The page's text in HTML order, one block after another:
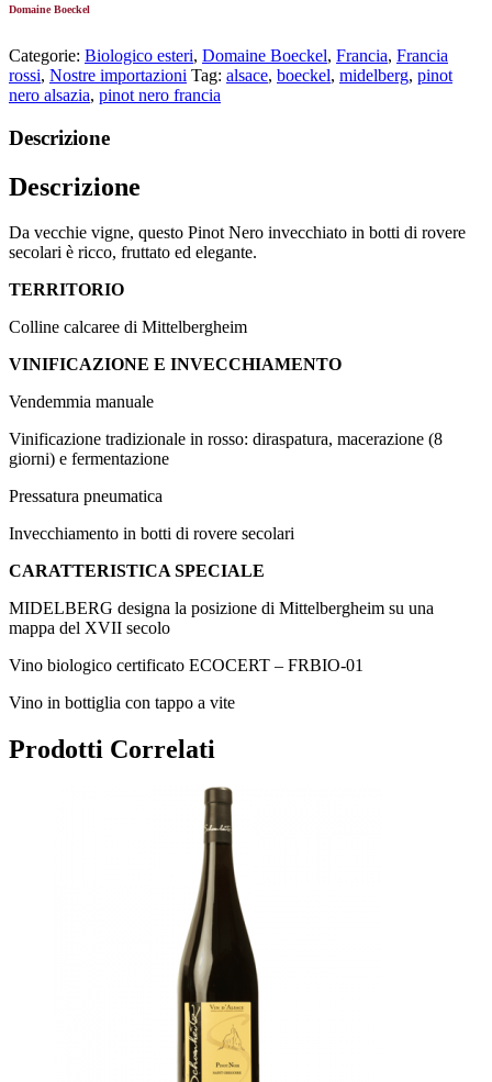
Domaine Boeckel
Categorie: Biologico esteri, Domaine Boeckel, Francia, Francia
rossi, Nostre importazioni Tag: alsace, boeckel, midelberg, pinot
nero alsazia, pinot nero francia
Descrizione
Descrizione
Da vecchie vigne, questo Pinot Nero invecchiato in botti di rovere
secolari è ricco, fruttato ed elegante.
TERRITORIO
Colline calcaree di Mittelbergheim
VINIFICAZIONE E INVECCHIAMENTO
Vendemmia manuale
Vinificazione tradizionale in rosso: diraspatura, macerazione (8
giorni) e fermentazione
Pressatura pneumatica
Invecchiamento in botti di rovere secolari
CARATTERISTICA SPECIALE
MIDELBERG designa la posizione di Mittelbergheim su una
mappa del XVII secolo
Vino biologico certificato ECOCERT – FRBIO-01
Vino in bottiglia con tappo a vite
Prodotti Correlati